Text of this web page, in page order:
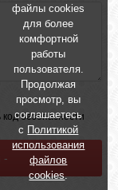
файлы cookies
для более
комфортной
работы
пользователя.
Продолжая
просмотр, вы
соглашаетесь
с Политикой
использования
файлов
cookies.